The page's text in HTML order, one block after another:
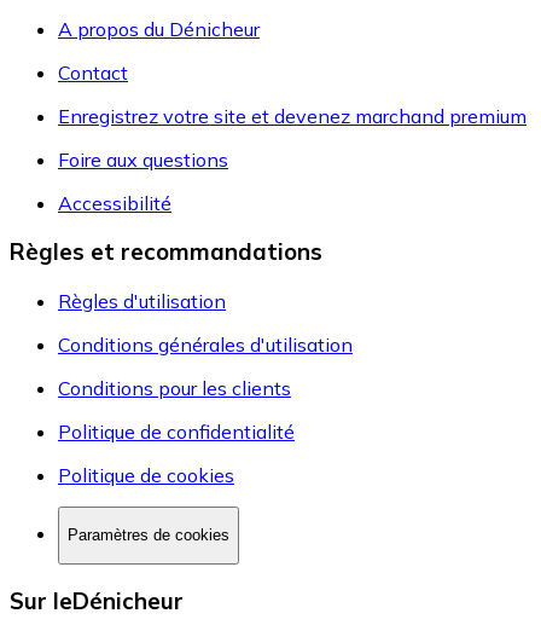
A propos du Dénicheur
Contact
Enregistrez votre site et devenez marchand premium
Foire aux questions
Accessibilité
Règles et recommandations
Règles d'utilisation
Conditions générales d'utilisation
Conditions pour les clients
Politique de confidentialité
Politique de cookies
Paramètres de cookies
Sur leDénicheur